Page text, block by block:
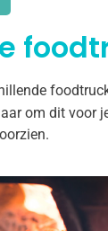
om dit voor